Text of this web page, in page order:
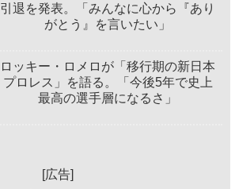
引退を発表。「みんなに心から『あり
がとう』を言いたい」
ロッキー・ロメロが「移行期の新日本
プロレス」を語る。「今後5年で史上
最高の選手層になるさ」
[広告]